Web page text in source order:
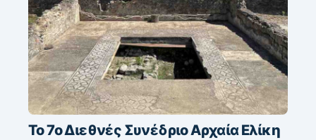
Το 7ο Διεθνές Συνέδριο Αρχαία Ελίκη